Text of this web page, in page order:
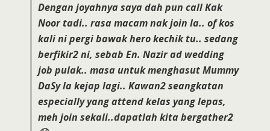
Dengan joyahnya saya dah pun call Kak
Noor tadi.. rasa macam nak join la.. of kos
kali ni pergi bawak hero kechik tu.. sedang
berfikir2 ni, sebab En. Nazir ad wedding
job pulak.. masa untuk menghasutMummy
DaSyla kejap lagi.. Kawan2 seangkatan
especially yang attend kelas yang lepas,
meh join sekali..dapatlah kita bergather2